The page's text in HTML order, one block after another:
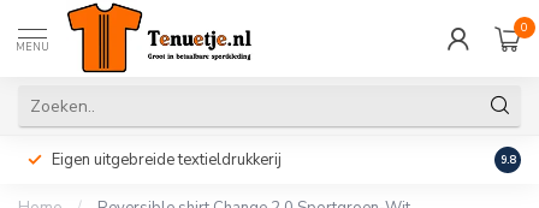
MENU
0
Eigen uitgebreide textieldrukkerij 9.8